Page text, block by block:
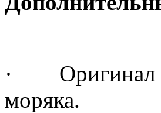
· Оригинал
моряка.